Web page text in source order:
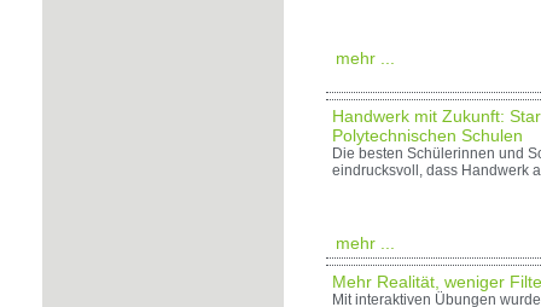
mehr ...
Handwerk mit Zukunft:
Polytechnischen Schulen
Die besten Schülerinnen und
eindrucksvoll, dass Handwerk
mehr ...
Mehr Realität, weniger
Mit interaktiven Übungen